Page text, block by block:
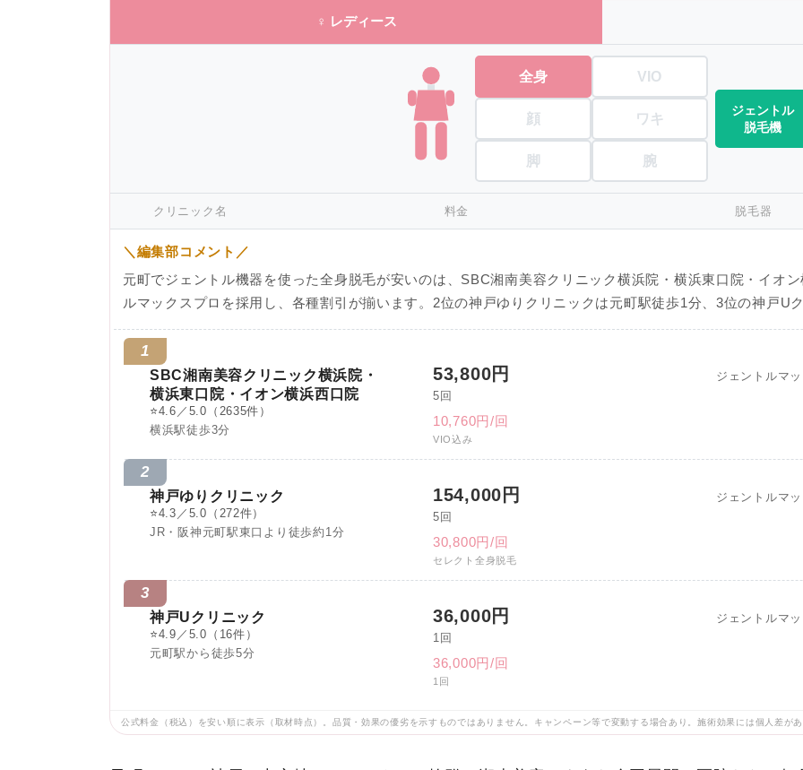
♀ レディース
全身 VIO
顔 ワキ
脚 腕
ジェントル
脱毛機
クリニック名 料金 脱毛器
＼編集部コメント／
元町でジェントル機器を使った全身脱毛が安いのは、SBC湘南美容クリニック横浜院・横浜東口院・イオ
ルマックスプロを採用し、各種割引が揃います。2位の神戸ゆりクリニックは元町駅徒歩1分、3位の神戸U
1
SBC湘南美容クリニック横浜院・
横浜東口院・イオン横浜西口院
⭐4.6／5.0 （2635件）
横浜駅徒歩3分
53,800円
5回
10,760円/回
VIO込み
ジェントルマ
2
神戸ゆりクリニック
⭐4.3／5.0 （272件）
JR・阪神元町駅東口より徒歩約1分
154,000円
5回
30,800円/回
セレクト全身脱毛
ジェントルマ
3
神戸Uクリニック
⭐4.9／5.0 （16件）
元町駅から徒歩5分
36,000円
1回
36,000円/回
1回
ジェントルマ
公式料金（税込）を安い順に表示（取材時点）。品質・効果の優劣を示すものではありません。キャンペーン等で変動する場合あり。施術効果には個人差が